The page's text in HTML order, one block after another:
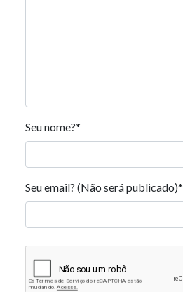
Seu nome?*
Seu email? (Não será publicado)*